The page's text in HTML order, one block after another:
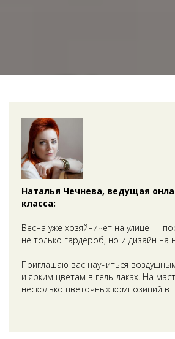
Наталья Чечнева, ведущая
класса:
Весна уже хозяйничет на улице —
не только гардероб, но и дизайн на
Приглашаю вас научиться
и ярким цветам в гель-лаках. На
несколько цветочных композиций в